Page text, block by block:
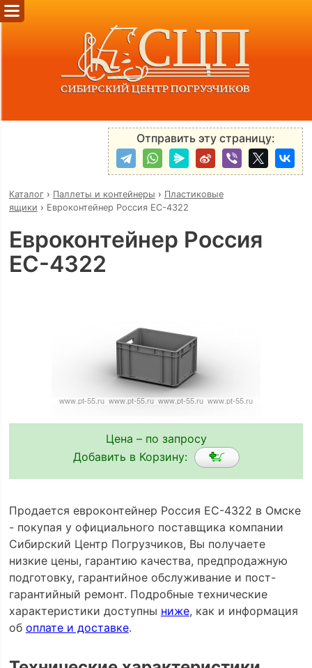
Отправить эту страницу:
Каталог› Паллеты и контейнеры › Пластиковые
ящики › Евроконтейнер Россия ЕС-4322
Евроконтейнер Россия
ЕС-4322
Цена – по запросу
Добавить в Корзину:
Продается евроконтейнер Россия ЕС-4322 в Омске
- покупая у официального поставщика компании
Сибирский Центр Погрузчиков, Вы получаете
низкие цены, гарантию качества, предпродажную
подготовку, гарантийное обслуживание и пост-
гарантийный ремонт. Подробные технические
характеристики доступны ниже, как и информация
об оплате и доставке.